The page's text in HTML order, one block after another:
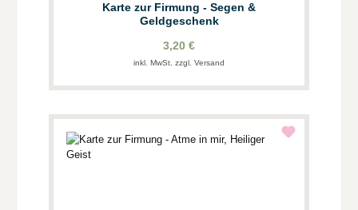
Karte zur Firmung - Segen &
Geldgeschenk
3,20 €
inkl. MwSt. zzgl. Versand